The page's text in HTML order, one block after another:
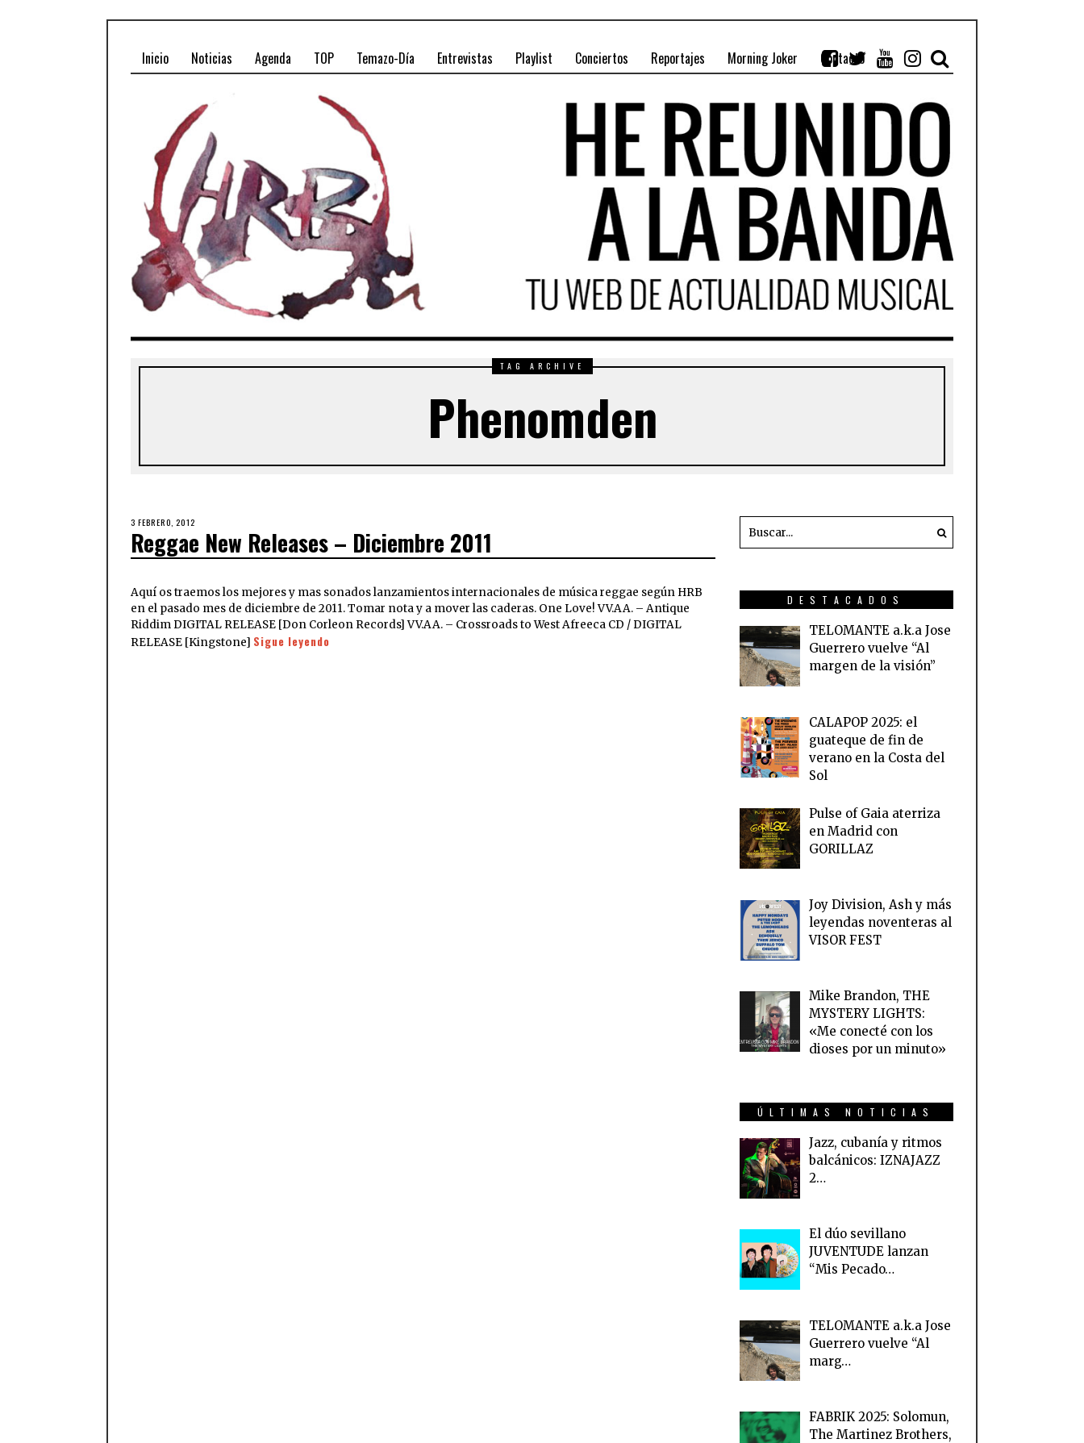
Inicio Noticias Agenda TOP Temazo-Día Entrevistas Playlist Conciertos Reportajes Morning Joker Contacto
TAG ARCHIVE
Phenomden
3 FEBRERO, 2012
Reggae New Releases – Diciembre 2011
Aquí os traemos los mejores y mas sonados lanzamientos internacionales de música reggae según HRB
en el pasado mes de diciembre de 2011. Tomar nota y a mover las caderas. One Love! VV.AA. – Antique
Riddim DIGITAL RELEASE [Don Corleon Records] VV.AA. – Crossroads to West Afreeca CD / DIGITAL
RELEASE [Kingstone] Sigue leyendo
DESTACADOS
TELOMANTE a.k.a Jose
Guerrero vuelve “Al
margen de la visión”
CALAPOP 2025: el
guateque de fin de
verano en la Costa del
Sol
Pulse of Gaia aterriza
en Madrid con
GORILLAZ
Joy Division, Ash y más
leyendas noventeras al
VISOR FEST
Mike Brandon, THE
MYSTERY LIGHTS:
«Me conecté con los
dioses por un minuto»
ÚLTIMAS NOTICIAS
Jazz, cubanía y ritmos
balcánicos: IZNAJAZZ
2…
El dúo sevillano
JUVENTUDE lanzan
“Mis Pecado…
TELOMANTE a.k.a Jose
Guerrero vuelve “Al
marg…
FABRIK 2025: Solomun,
The Martinez Brothers,